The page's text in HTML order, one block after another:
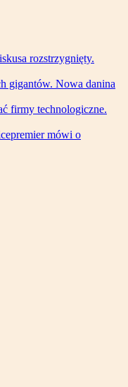
rozstrzygnięty.
gigantów. Nowa danina
firmy technologiczne.
mówi o